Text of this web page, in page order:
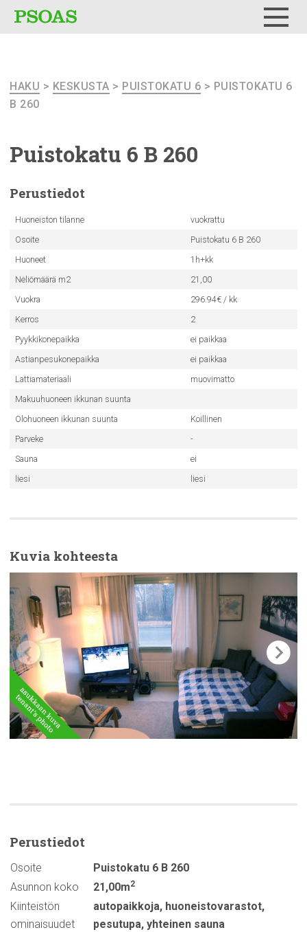
HAKU > KESKUSTA > PUISTOKATU 6 > PUISTOKATU 6
B 260
Puistokatu 6 B 260
Perustiedot
Huoneiston tilanne
vuokrattu
Osoite
Puistokatu 6 B 260
Huoneet
1h+kk
Neliömäärä m2
21,00
Vuokra
296.94€ / kk
Kerros
2
Pyykkikonepaikka
ei paikkaa
Astianpesukonepaikka
ei paikkaa
Lattiamateriaali
muovimatto
Makuuhuoneen ikkunan suunta
Olohuoneen ikkunan suunta
Koillinen
Parveke
-
Sauna
ei
liesi
liesi
Kuvia kohteesta
Perustiedot
Osoite
Puistokatu 6 B 260
Asunnon koko
21,00m2
Kiinteistön
ominaisuudet
autopaikkoja, huoneistovarastot,
pesutupa, yhteinen sauna